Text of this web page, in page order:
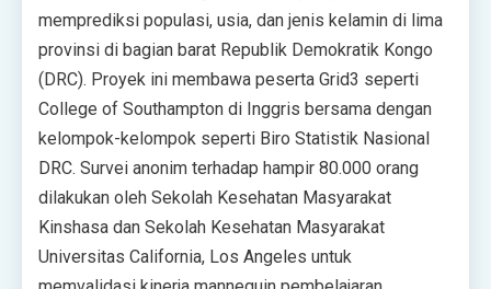
memprediksi populasi, usia, dan jenis kelamin di lima
provinsi di bagian barat Republik Demokratik Kongo
(DRC). Proyek ini membawa peserta Grid3 seperti
College of Southampton di Inggris bersama dengan
kelompok-kelompok seperti Biro Statistik Nasional
DRC. Survei anonim terhadap hampir 80.000 orang
dilakukan oleh Sekolah Kesehatan Masyarakat
Kinshasa dan Sekolah Kesehatan Masyarakat
Universitas California, Los Angeles untuk